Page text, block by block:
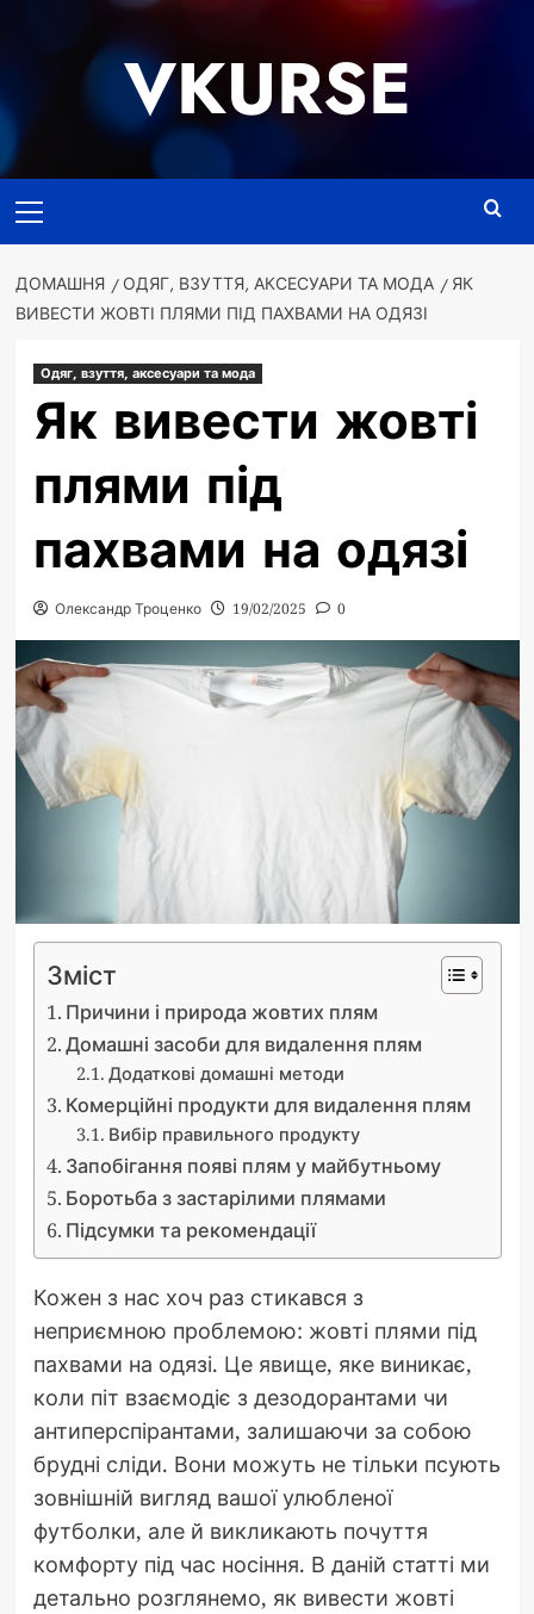
VKURSE
меню
ДОМАШНЯ ОДЯГ, ВЗУТТЯ, АКСЕСУАРИ ТА МОДА
ЯК
ВИВЕСТИ ЖОВТІ ПЛЯМИ ПІД ПАХВАМИ НА ОДЯЗІ
Одяг, взуття, аксесуари та мода
Як вивести жовті
плями під
пахвами на одязі
Олександр Троценко 19/02/2025 0
Зміст
Причини і природа жовтих плям
Домашні засоби для видалення плям
Додаткові домашні методи
Комерційні продукти для видалення плям
Вибір правильного продукту
Запобігання появі плям у майбутньому
Боротьба з застарілими плямами
Підсумки та рекомендації
Кожен з нас хоч раз стикався з
неприємною проблемою: жовті плями під
пахвами на одязі. Це явище, яке виникає,
коли піт взаємодіє з дезодорантами чи
антиперспірантами, залишаючи за собою
брудні сліди. Вони можуть не тільки псують
зовнішній вигляд вашої улюбленої
футболки, але й викликають почуття
комфорту під час носіння. В даній статті ми
детально розглянемо, як вивести жовті